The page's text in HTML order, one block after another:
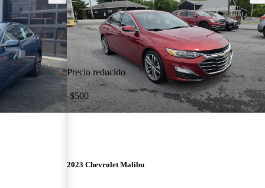
Precio reducido
-$500
2023 Chevrolet Malibu